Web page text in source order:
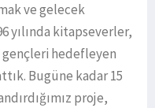
ve gelecek
yılında kitapseverler,
gençleri hedefleyen
Bugüne kadar 15
proje,